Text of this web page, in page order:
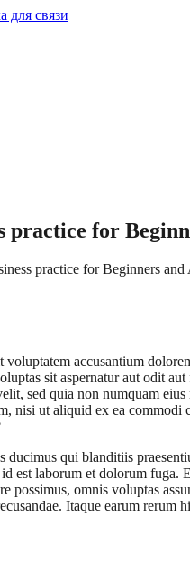
practice for
practice for Beginners and
accusantium
sit aspernatur aut odit
sed quia non numquam
nisi ut aliquid ex ea
ducimus qui blanditiis
est laborum et dolorum fuga.
possimus, omnis voluptas
Itaque earum